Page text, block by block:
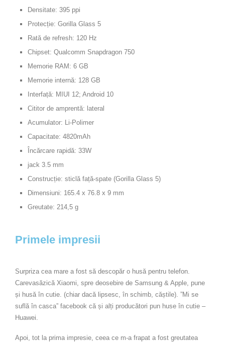
Densitate: 395 ppi
Protecție: Gorilla Glass 5
Rată de refresh: 120 Hz
Chipset: Qualcomm Snapdragon 750
Memorie RAM: 6 GB
Memorie internă: 128 GB
Interfață: MIUI 12; Android 10
Cititor de amprentă: lateral
Acumulator: Li-Polimer
Capacitate: 4820mAh
Încărcare rapidă: 33W
jack 3.5 mm
Construcție: sticlă față-spate (Gorilla Glass 5)
Dimensiuni: 165.4 x 76.8 x 9 mm
Greutate: 214,5 g
Primele impresii
Surpriza cea mare a fost să descopăr o husă pentru telefon.
Carevasăzică Xiaomi, spre deosebire de Samsung & Apple, pune
și husă în cutie. (chiar dacă lipsesc, în schimb, căștile). ”Mi se
suflă în casca” facebook că și alți producători pun huse în cutie –
Huawei.
Apoi, tot la prima impresie, ceea ce m-a frapat a fost greutatea